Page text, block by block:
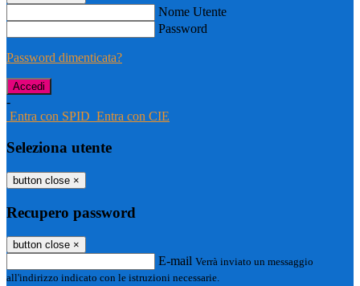
Nome Utente
Password
Password dimenticata?
-
Entra con SPID Entra con CIE
Seleziona utente
button close ×
Recupero password
button close ×
E-mail Verrà inviato un messaggio
all'indirizzo indicato con le istruzioni necessarie.